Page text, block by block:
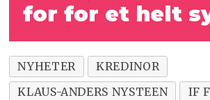
for for et helt
NYHETER
KREDINOR
KLAUS-ANDERS NYSTEEN
IF